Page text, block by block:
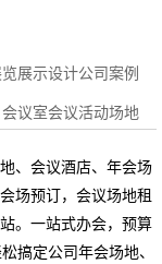
展示设计公司案例
会议室会议活动场地
、会议酒店、年会场
场预订，会议场地租
。一站式办会，预算
搞定公司年会场地、